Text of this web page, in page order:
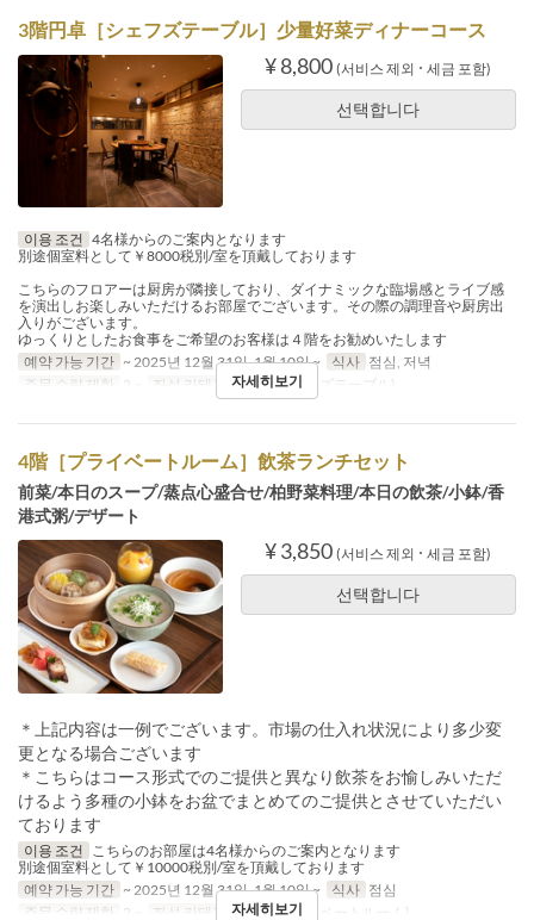
3階円卓［シェフズテーブル］少量好菜ディナーコース
¥ 8,800 (서비스 제외 ･ 세금 포함)
선택합니다
이용 조건 4名様からのご案内となります
別途個室料として￥8000税別/室を頂戴しております
こちらのフロアーは厨房が隣接しており、ダイナミックな臨場感とライブ感
を演出しお楽しみいただけるお部屋でございます。その際の調理音や厨房出
入りがございます。
ゆっくりとしたお食事をご希望のお客様は４階をお勧めいたします
예약 가능 기간 ~ 2025년 12월 31일, 1월 10일 ~ 식사 점심, 저녁
주문 수량 제한
2 ~ 좌석 카테고리 3階(シェフズテーブル)
자세히보기
4階［プライベートルーム］飲茶ランチセット
前菜/本日のスープ/蒸点心盛合せ/柏野菜料理/本日の飲茶/小鉢/香
港式粥/デザート
¥ 3,850 (서비스 제외 ･ 세금 포함)
선택합니다
＊上記内容は一例でございます。市場の仕入れ状況により多少変
更となる場合ございます
＊こちらはコース形式でのご提供と異なり飲茶をお愉しみいただ
けるよう多種の小鉢をお盆でまとめてのご提供とさせていただい
ております
이용 조건
こちらのお部屋は4名様からのご案内となります
別途個室料として￥10000税別/室を頂戴しております
예약 가능 기간 ~ 2025년 12월 31일, 1월 10일 ~ 식사 점심
주문 수량 제한
2 ~ 좌석 카테고리 4階(プライベートルーム)
자세히보기